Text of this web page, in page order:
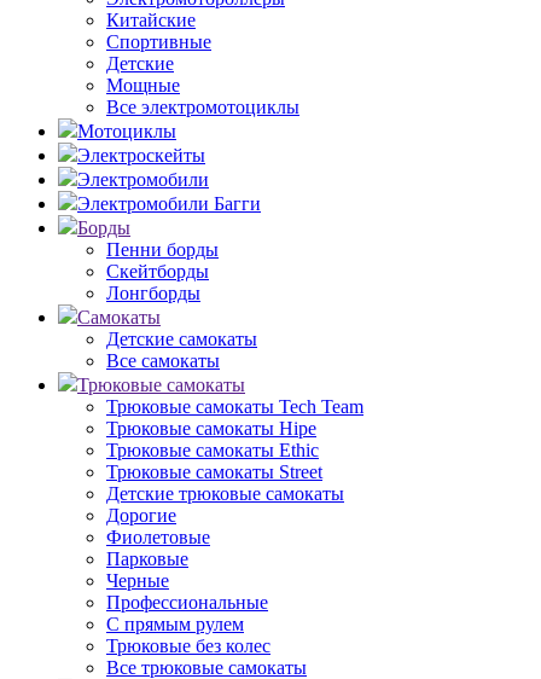
Китайские
Спортивные
Детские
Мощные
Все электромотоциклы
Мотоциклы
Электроскейты
Электромобили
Электромобили Багги
Борды
Пенни борды
Скейтборды
Лонгборды
Самокаты
Детские самокаты
Все самокаты
Трюковые самокаты
Трюковые самокаты Tech Team
Трюковые самокаты Hipe
Трюковые самокаты Ethic
Трюковые самокаты Street
Детские трюковые самокаты
Дорогие
Фиолетовые
Парковые
Черные
Профессиональные
С прямым рулем
Трюковые без колес
Все трюковые самокаты